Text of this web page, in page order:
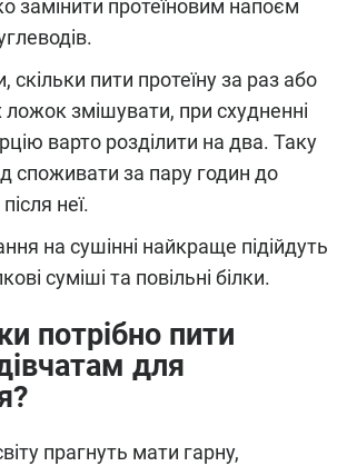
замінити протеїновим напоєм
скільки пити протеїну за раз або
ложок змішувати, при схудненні
варто розділити на два. Таку
споживати за пару годин до
неї.
на сушінні найкраще підійдуть
суміші та повільні білки.
потрібно пити
для
прагнуть мати гарну,